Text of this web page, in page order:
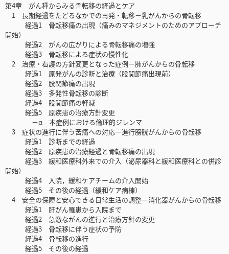
第4章 がん種からみる骨転移の経過とケア
1 長期経過をたどるなかでの再発・転移－乳がんからの骨転移
経過1 骨転移痛の出現（痛みのマネジメントのためのアプローチ
開始）
経過2 がんの広がりによる骨転移痛の増強
経過3 骨転移による症状の慢性化
2 治療・看護の方針変更となった症例－肺がんからの骨転移
経過1 原発がんの診断と治療（股関節痛出現前）
経過2 股関節痛の出現
経過3 多発性骨転移の診断
経過4 股関節痛の軽減
経過5 原疾患の治療方針変更
＋α 本症例における倫理的ジレンマ
3 症状の進行に伴う苦痛への対応－進行膀胱がんからの骨転移
経過1 診断までの経過
経過2 原疾患の治療経過と骨転移痛の出現
経過3 緩和医療科外来での介入（泌尿器科と緩和医療科との併診
開始）
経過4 入院，緩和ケアチームの介入開始
経過5 その後の経過（緩和ケア病棟）
4 安全の保障と安心できる日常生活の調整－消化器がんからの骨転移
経過1 肝がん罹患から入院まで
経過2 急激ながんの進行と治療方針の変更
経過3 骨転移に伴う症状の予防
経過4 骨転移の進行
経過5 その後の経過